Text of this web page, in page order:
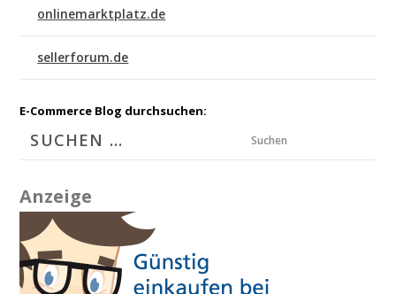
onlinemarktplatz.de
sellerforum.de
E-Commerce Blog durchsuchen:
Suchen
Anzeige